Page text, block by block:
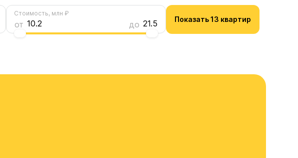
Стоимость, млн ₽
от 10.2 до 21.5
Показать 13 квартир